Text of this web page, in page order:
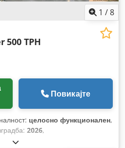
1 /8
500 TPH
Повикајте
целосно функционален,
2026,